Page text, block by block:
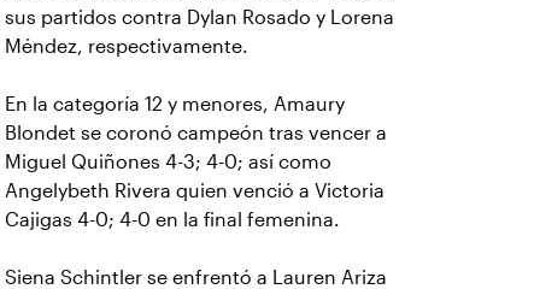
sus partidos contra Dylan Rosado y Lorena
Méndez, respectivamente.
En la categoría 12 y menores, Amaury
Blondet se coronó campeón tras vencer a
Miguel Quiñones 4-3; 4-0; así como
Angelybeth Rivera quien venció a Victoria
Cajigas 4-0; 4-0 en la final femenina.
Siena Schintler se enfrentó a Lauren Ariza